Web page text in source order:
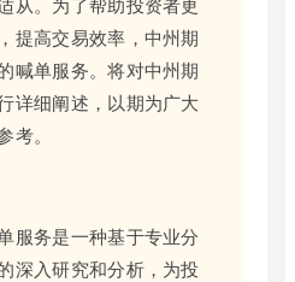
提高交易效率，中州期
喊单服务。将对中州期
详细阐述，以期为广大
考。
服务是一种基于专业分
深入研究和分析，为投